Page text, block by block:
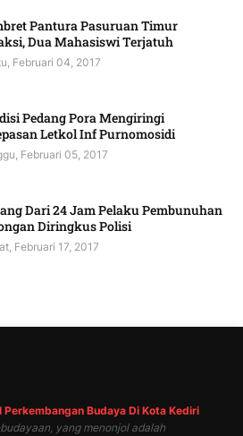
Pantura Pasuruan Timur
Dua Mahasiswi Terjatuh
Februari 04, 2017
Pedang Pora Mengiringi
Letkol Inf Purnomosidi
Februari 05, 2017
Dari 24 Jam Pelaku Pembunuhan
Diringkus Polisi
Februari 17, 2017
Perkembangan Budaya Di Kota Kediri
yang menonjol adalah